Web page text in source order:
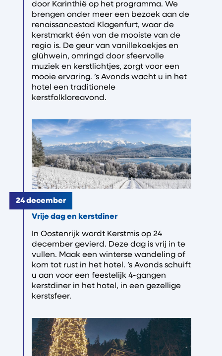
door Karinthië op het programma. We
brengen onder meer een bezoek aan de
renaissancestad Klagenfurt, waar de
kerstmarkt één van de mooiste van de
regio is. De geur van vanillekoekjes en
glühwein, omringd door sfeervolle
muziek en kerstlichtjes, zorgt voor een
mooie ervaring. ’s Avonds wacht u in het
hotel een traditionele
kerstfolkloreavond.
24 december
Vrije dag en kerstdiner
In Oostenrijk wordt Kerstmis op 24
december gevierd. Deze dag is vrij in te
vullen. Maak een winterse wandeling of
kom tot rust in het hotel. ’s Avonds schuift
u aan voor een feestelijk 4-gangen
kerstdiner in het hotel, in een gezellige
kerstsfeer.